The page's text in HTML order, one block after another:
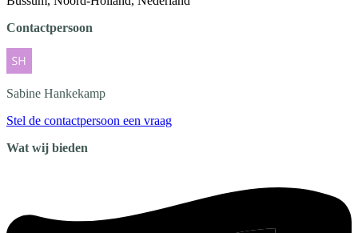
Contactpersoon
Sabine Hankekamp
Stel de contactpersoon een vraag
Wat wij bieden